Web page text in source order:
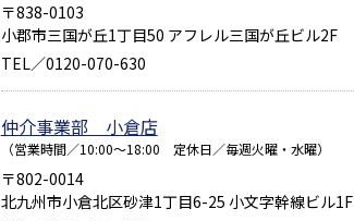
〒838-0103
小郡市三国が丘1丁目50 アフレル三国が丘ビル2F
TEL／0120-070-630
仲介事業部 小倉店
（営業時間／10:00～18:00 定休日／毎週火曜・水曜）
〒802-0014
北九州市小倉北区砂津1丁目6-25 小文字幹線ビル1F